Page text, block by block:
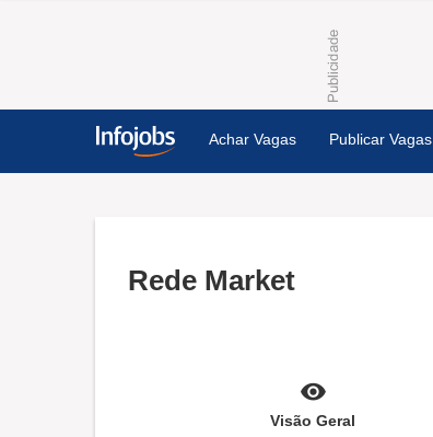
Achar Vagas Publicar Vagas
Rede Market
Visão Geral